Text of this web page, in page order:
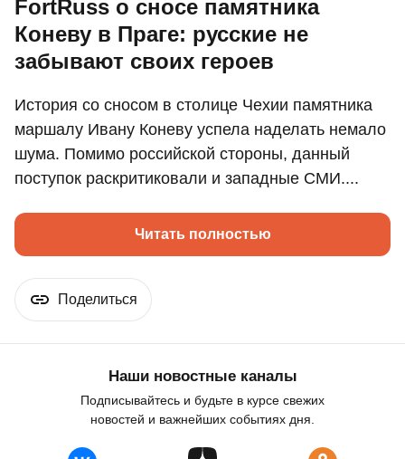
FortRuss о сносе памятника
Коневу в Праге: русские не
забывают своих героев
История со сносом в столице Чехии памятника
маршалу Ивану Коневу успела наделать немало
шума. Помимо российской стороны, данный
поступок раскритиковали и западные СМИ....
Читать полностью
Поделиться
Наши новостные каналы
Подписывайтесь и будьте в курсе свежих
новостей и важнейших событиях дня.